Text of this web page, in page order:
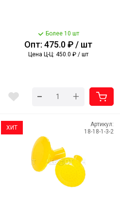
Более 10 шт
Опт: 475.0 ₽ / шт
Цена Ц-Ц: 450.0 ₽ / шт
- +
ХИТ
Артикул:
18-18-1-3-2